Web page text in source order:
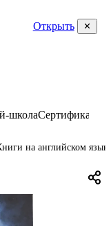
Открыть
школаСертификаты
на английском